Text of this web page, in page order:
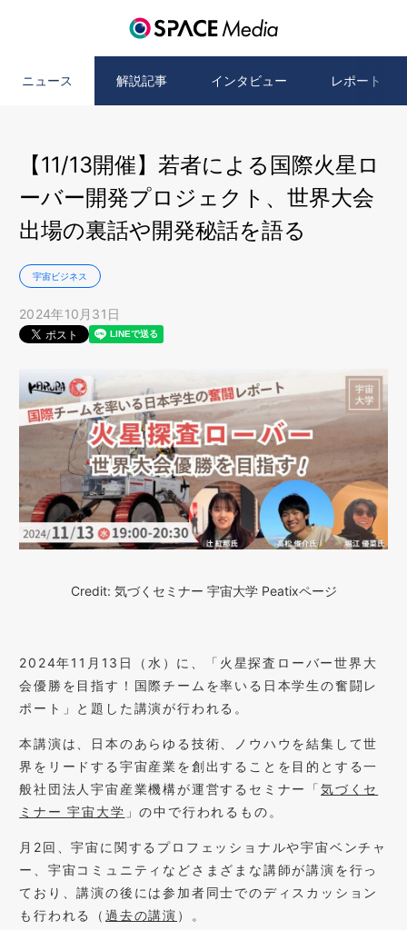
ニュース 解説記事 インタビュー レポート
【11/13開催】若者による国際火星ロ
ーバー開発プロジェクト、世界大会
出場の裏話や開発秘話を語る
宇宙ビジネス
2024年10月31日
Credit: 気づくセミナー 宇宙大学 Peatixページ
2024年11月13日（水）に、「火星探査ローバー世界大
会優勝を目指す！国際チームを率いる日本学生の奮闘レ
ポート」と題した講演が行われる。
本講演は、日本のあらゆる技術、ノウハウを結集して世
界をリードする宇宙産業を創出することを目的とする一
般社団法人宇宙産業機構が運営するセミナー「気づくセ
ミナー 宇宙大学 」の中で行われるもの。
月2回、宇宙に関するプロフェッショナルや宇宙ベンチャ
ー、宇宙コミュニティなどさまざまな講師が講演を行っ
ており、講演の後には参加者同士でのディスカッション
も行われる（過去の講演 ）。